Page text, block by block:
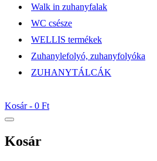
Walk in zuhanyfalak
WC csésze
WELLIS termékek
Zuhanylefolyó, zuhanyfolyóka
ZUHANYTÁLCÁK
Kosár - 0 Ft
Kosár